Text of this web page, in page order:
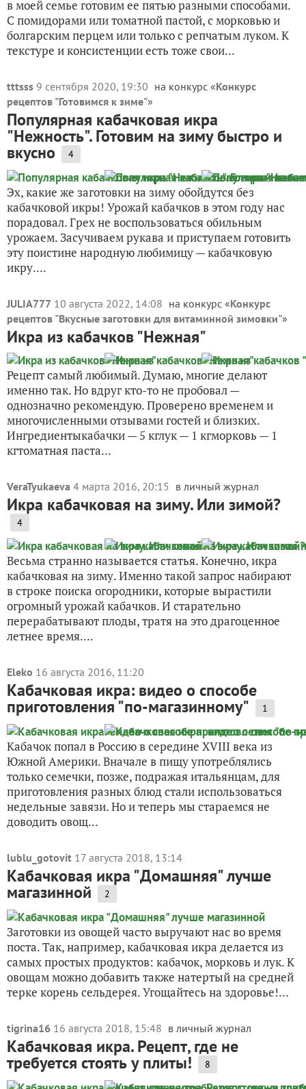
в моей семье готовим ее пятью разными способами.
С помидорами или томатной пастой, с морковью и
болгарским перцем или только с репчатым луком. К
текстуре и консистенции есть тоже свои...
tttsss 9 сентября 2020, 19:30 на конкурс «Конкурс
рецептов "Готовимся к зиме"»
Популярная кабачковая икра
"Нежность". Готовим на зиму быстро и
вкусно 4
Эх, какие же заготовки на зиму обойдутся без
кабачковой икры! Урожай кабачков в этом году нас
порадовал. Грех не воспользоваться обильным
урожаем. Засучиваем рукава и приступаем готовить
эту поистине народную любимицу — кабачковую
икру....
JULIA777 10 августа 2022, 14:08 на конкурс «Конкурс
рецептов "Вкусные заготовки для витаминной зимовки"»
Икра из кабачков "Нежная"
Рецепт самый любимый. Думаю, многие делают
именно так. Но вдруг кто-то не пробовал —
однозначно рекомендую. Проверено временем и
многочисленными отзывами гостей и близких.
Ингредиентыкабачки — 5 кглук — 1 кгморковь — 1
кгтоматная паста...
VeraTyukaeva 4 марта 2016, 20:15 в личный журнал
Икра кабачковая на зиму. Или зимой?
4
Весьма странно называется статья. Конечно, икра
кабачковая на зиму. Именно такой запрос набирают
в строке поиска огородники, которые вырастили
огромный урожай кабачков. И старательно
перерабатывают плоды, тратя на это драгоценное
летнее время....
Eleko 16 августа 2016, 11:20
Кабачковая икра: видео о способе
приготовления "по-магазинному" 1
Кабачок попал в Россию в середине XVIII века из
Южной Америки. Вначале в пищу употреблялись
только семечки, позже, подражая итальянцам, для
приготовления разных блюд стали использоваться
недельные завязи. Но и теперь мы стараемся не
доводить овощ...
lublu_gotovit 17 августа 2018, 13:14
Кабачковая икра "Домашняя" лучше
магазинной 2
Заготовки из овощей часто выручают нас во время
поста. Так, например, кабачковая икра делается из
самых простых продуктов: кабачок, морковь и лук. К
овощам можно добавить также натертый на средней
терке корень сельдерея. Угощайтесь на здоровье!...
tigrina16 16 августа 2018, 15:48 в личный журнал
Кабачковая икра. Рецепт, где не
требуется стоять у плиты! 8